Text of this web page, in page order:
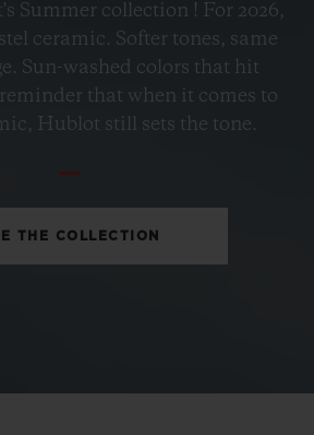
CERAMIC
MM
15,200 •
Summer collection ! For 2026,
ceramic. Softer tones, same
Sun-washed colors that hit
that when it comes to
Hublot still sets the tone.
THE COLLECTION